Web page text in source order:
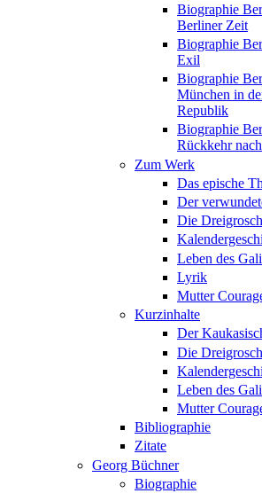
Biographie
Berliner Zeit
Biographie
Exil
Biographie
München in
Republik
Biographie
Rückkehr
Zum Werk
Das epische
Der
Die
Leben des
Lyrik
Mutter
Kurzinhalte
Der
Die
Leben des
Mutter
Bibliographie
Zitate
Georg Büchner
Biographie